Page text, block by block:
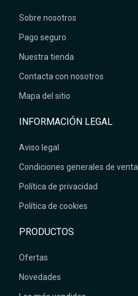
Sobre nosotros
Pago seguro
Nuestra tienda
Contacta con nosotros
Mapa del sitio
INFORMACIÓN LEGAL
Aviso legal
Condiciones generales de venta
Política de privacidad
Política de cookies
PRODUCTOS
Ofertas
Novedades